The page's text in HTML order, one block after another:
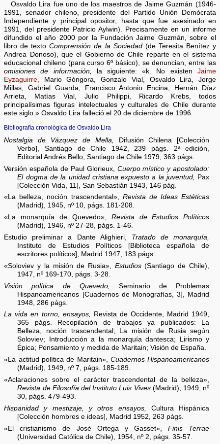
Osvaldo Lira fue uno de los maestros de Jaime Guzmán (1946-
1991, senador chileno, presidente del Partido Unión Demócrata
Independiente y principal opositor, hasta que fue asesinado en
1991, del presidente Patricio Aylwin). Precisamente en un informe
difundido el año 2000 por la Fundación Jaime Guzmán, sobre el
libro de textoComprensión de la Sociedad(de Teresita Benítez y
Andrea Donoso), que el Gobierno de Chile reparte en el sistema
educacional chileno (para curso 6º básico), se denuncian, entre las
omisiones de información, la siguiente: «k. No existen Jaime
Eyzaguirre, Mario Góngora, Gonzalo Vial, Osvaldo Lira, Jorge
Millas, Gabriel Guarda, Francisco Antonio Encina, Hernán Díaz
Arrieta, Matías Vial, Julio Philippi, Ricardo Krebs, todos
principalísimas figuras intelectuales y culturales de Chile durante
este siglo.» Osvaldo Lira falleció el 20 de diciembre de 1996.
Bibliografía cronológica de Osvaldo Lira
Nostalgia de Vázquez de Mella,
Difusión Chilena [Colección
Verbo], Santiago de Chile 1942, 239 págs. 2ª edición,
Editorial Andrés Bello, Santiago de Chile 1979, 363 págs.
Versión española de Paul Glorieux, Cuerpo místico y apostolado:
El dogma de la unidad cristiana expuesto a la juventud,
Pax
[Colección Vida, 11], San Sebastián 1943, 146 pág.
«La belleza, noción trascendental», Revista de Ideas Estéticas
(Madrid), 1945, nº 10, págs. 181-208.
«La monarquía de Quevedo», Revista de Estudios Políticos
(Madrid), 1946, nº 27-28, págs. 1-46.
Estudio preliminar a Dante Alighieri, Tratado de monarquía,
Instituto de Estudios Políticos [Biblioteca española de
escritores políticos], Madrid 1947, 183 págs.
«Soloviev y la misión de Rusia», Estudios(Santiago de Chile),
1947, nº 169-170, págs. 3-28.
Visión política de Quevedo,
Seminario de Problemas
Hispanoamericanos [Cuadernos de Monografías, 3], Madrid
1948, 286 págs.
La vida en torno, ensayos, Revista de Occidente, Madrid 1949,
365 págs. Recopilación de trabajos ya publicados: La
Belleza, noción trascendental; La misión de Rusia según
Soloviev; Introducción a la monarquía dantesca; Lirismo y
Épica; Pensamiento y medida de Maritain; Visión de España.
«La actitud política de Maritain», Cuadernos Hispanoamericanos
(Madrid), 1949, nº 7, págs. 185-189.
«Aclaraciones sobre el carácter trascendental de la belleza»,
Revista de Filosofía del Instituto Luis Vives(Madrid), 1949, nº
30, págs. 479-493.
Hispanidad y mestizaje, y otros ensayos,
Cultura Hispánica
[Colección hombres e ideas], Madrid 1952, 263 págs.
«El cristianismo de José Ortega y Gasset»,Finis Terrae
(Universidad Católica de Chile), 1954, nº 2, págs. 35-57.